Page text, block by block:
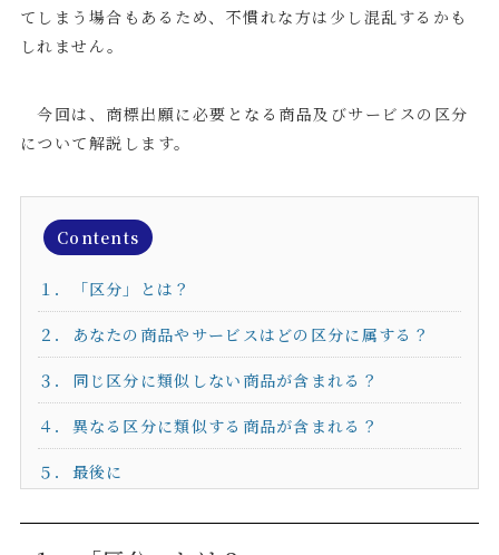
てしまう場合もあるため、不慣れな方は少し混乱するかも
しれません。
今回は、商標出願に必要となる商品及びサービスの区分
について解説します。
Contents
１．「区分」とは？
２．あなたの商品やサービスはどの区分に属する？
３．同じ区分に類似しない商品が含まれる？
４．異なる区分に類似する商品が含まれる？
５．最後に